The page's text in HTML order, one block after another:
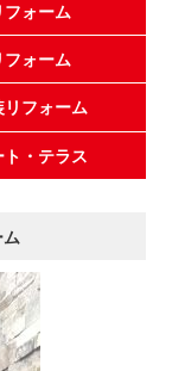
フォーム
ォーム
リフォーム
ト・テラス